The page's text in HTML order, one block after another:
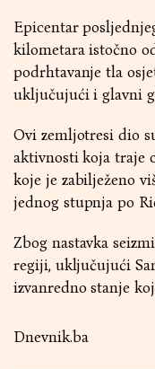
Epicentar
kilometara istočno
podrhtavanje tla
uključujući i glavni
Ovi zemljotresi dio
aktivnosti koja traje
koje je zabilježeno
jednog stupnja po
Zbog nastavka
regiji, uključujući
izvanredno stanje
Dnevnik.ba